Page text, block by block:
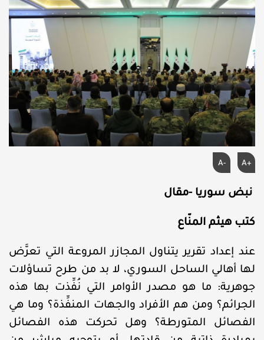
A+
A-
نبض سوريا -مقال
كتب هيثم المنّاع
عند إعداد تقرير يتناول المجازر المروعة التي تعرَّض
لها أهالي الساحل السوري، لا بد من طرح تساؤلات
جوهرية: ما هو مصدر الأوامر التي نُفِّذت بها هذه
الجرائم؟ ومن هم الأفراد والجهات المنفِّذة؟ وما هي
الفصائل المتورطة؟ وهل تحركت هذه الفصائل